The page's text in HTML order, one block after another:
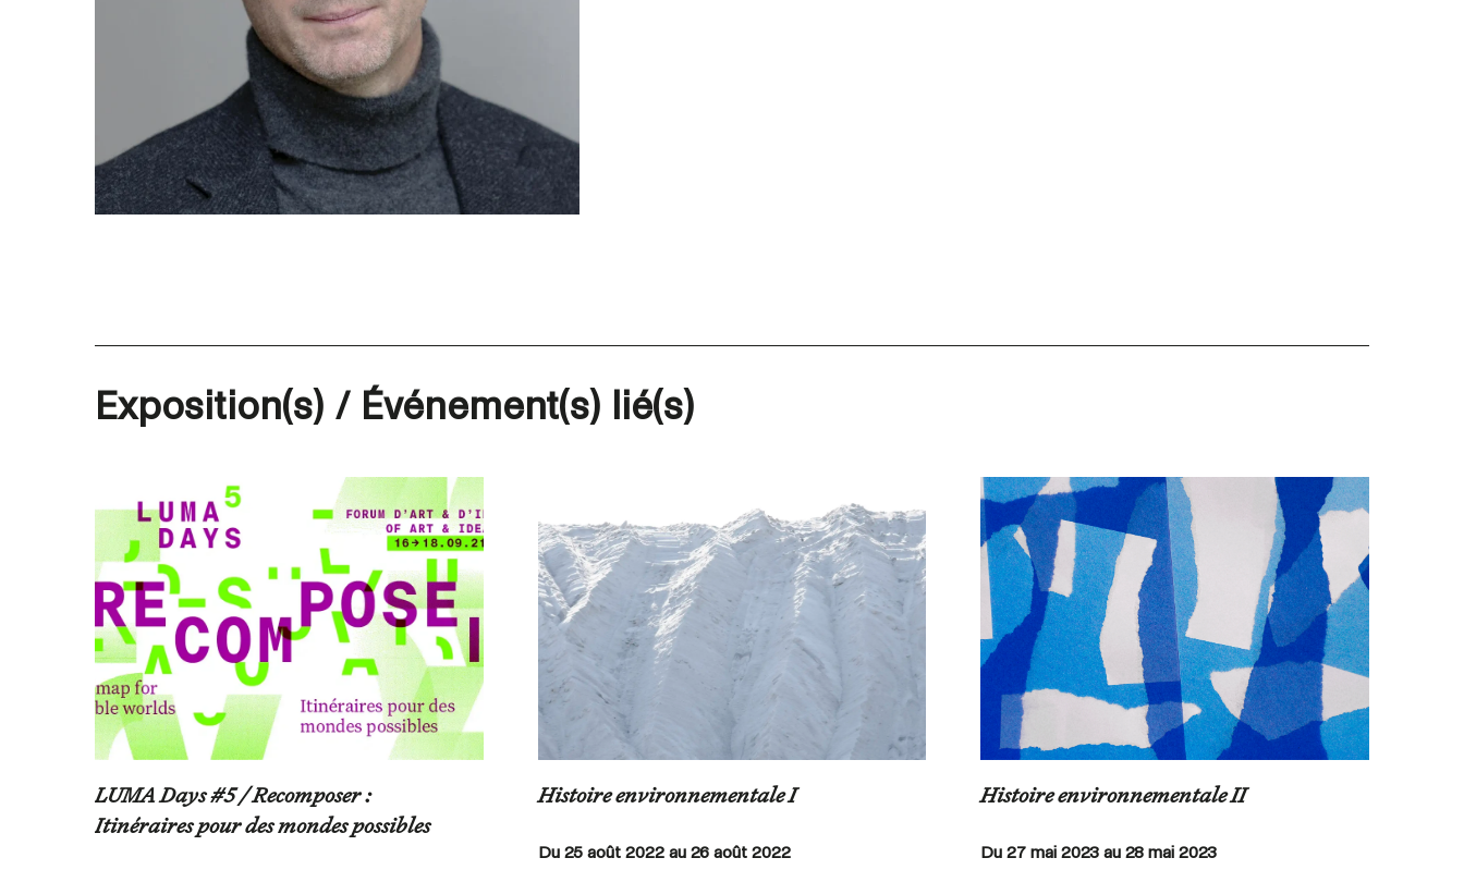
Exposition(s) / Événement(s) lié(s)
LUMA Days #5 / Recomposer :
Itinéraires pour des mondes possibles
Histoire environnementale I
Du 25 août 2022 au 26 août 2022
Histoire environnementale II
Du 27 mai 2023 au 28 mai 2023